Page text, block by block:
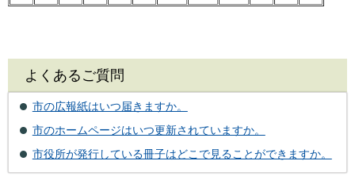
よくあるご質問
市の広報紙はいつ届きますか。
市のホームページはいつ更新されていますか。
市役所が発行している冊子はどこで見ることができますか。